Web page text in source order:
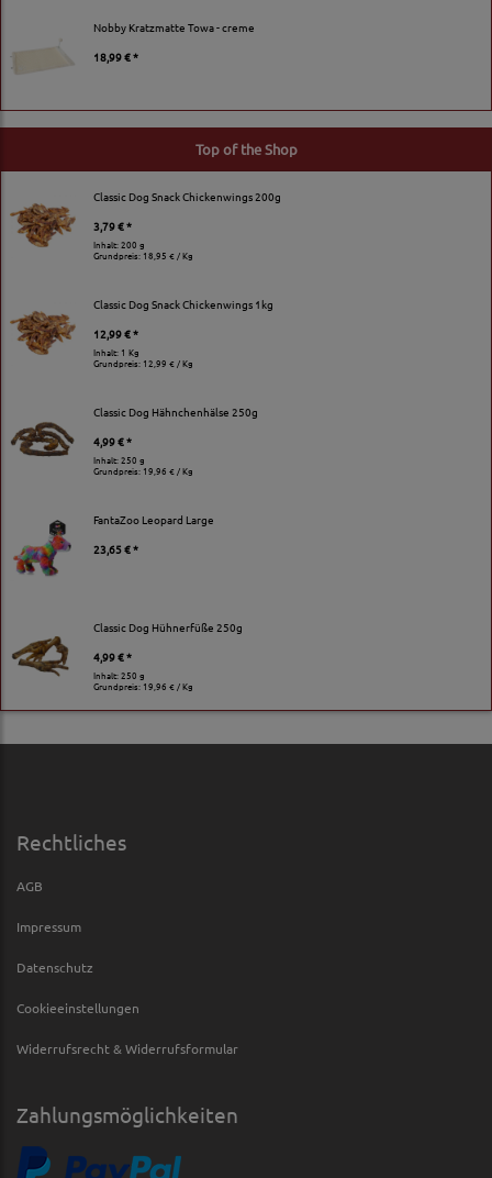
Nobby Kratzmatte Towa - creme
18,99 € *
Top of the Shop
Classic Dog Snack Chickenwings 200g
3,79 € *
Inhalt: 200 g
Grundpreis:18,95 € / Kg
Classic Dog Snack Chickenwings 1kg
12,99 € *
Inhalt: 1 Kg
Grundpreis: 12,99 € / Kg
Classic Dog Hähnchenhälse 250g
4,99 € *
Inhalt: 250 g
Grundpreis:19,96 € / Kg
FantaZoo Leopard Large
23,65 € *
Classic Dog Hühnerfüße 250g
4,99 € *
Inhalt: 250 g
Grundpreis:19,96 € / Kg
Rechtliches
AGB
Impressum
Datenschutz
Cookieeinstellungen
Widerrufsrecht & Widerrufsformular
Zahlungsmöglichkeiten